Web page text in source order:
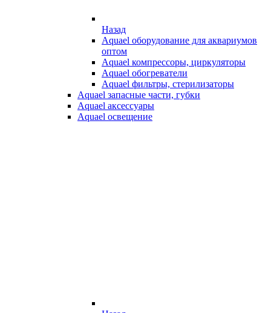
Назад
Aquael оборудование для аквариумов
оптом
Aquael компрессоры, циркуляторы
Aquael обогреватели
Aquael фильтры, стерилизаторы
Aquael запасные части, губки
Aquael аксессуары
Aquael освещение